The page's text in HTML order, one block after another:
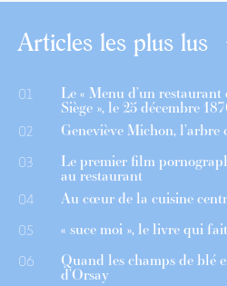
Articles les plus lus
01 Le « Menu d’un
Siège », le 25 décembre
02 Geneviève Michon, l’arbre
03 Le premier film
au restaurant
04 Au cœur de la cuisine
05 « suce moi », le livre qui
06 Quand les champs de blé
d’Orsay